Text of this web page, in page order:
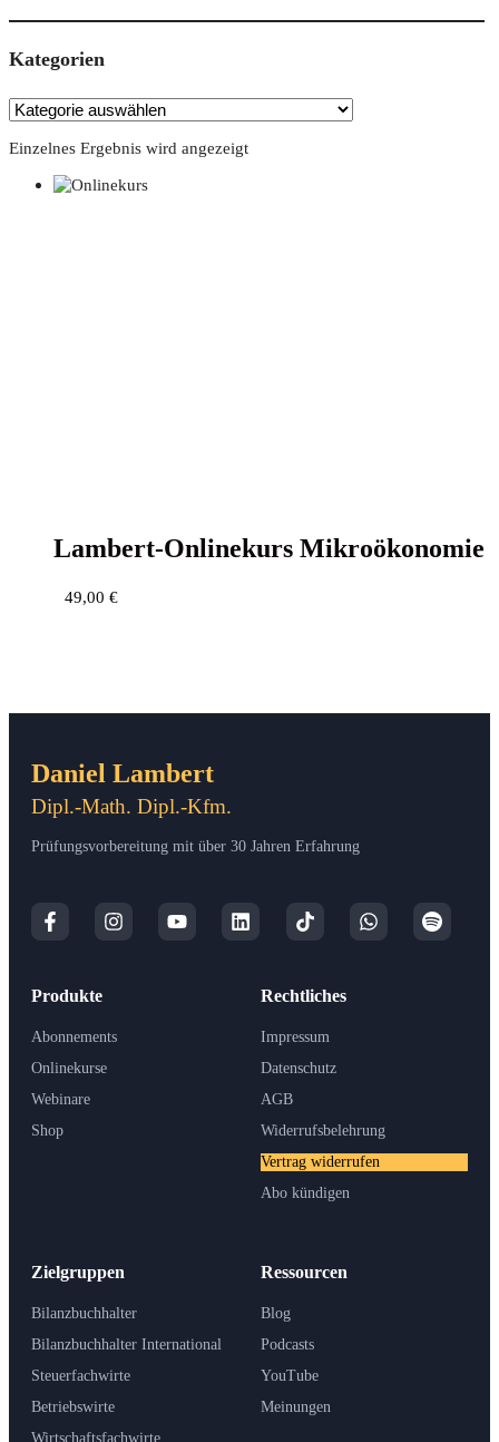
Kate­go­rien
Einzelnes Ergebnis wird angezeigt
Lam­bert-Online­kurs Mikroökonomie
49,00 €
Daniel Lambert
Dipl.-Math. Dipl.-Kfm.
Prüfungsvorbereitung mit über 30 Jahren Erfahrung
Produkte
Abonnements
Onlinekurse
Webinare
Shop
Zielgruppen
Bilanzbuchhalter
Bilanzbuchhalter International
Steuerfachwirte
Betriebswirte
Wirtschaftsfachwirte
Ressourcen
Blog
Podcasts
YouTube
Meinungen
Rechtliches
Impressum
Datenschutz
AGB
Widerrufsbelehrung
Vertrag widerrufen
Abo kündigen